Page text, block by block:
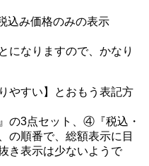
込み価格のみの表示
になりますので、かなり
やすい】とおもう表記方
の3点セット、④『税込・
の順番で、総額表示に目
き表示は少ないようで